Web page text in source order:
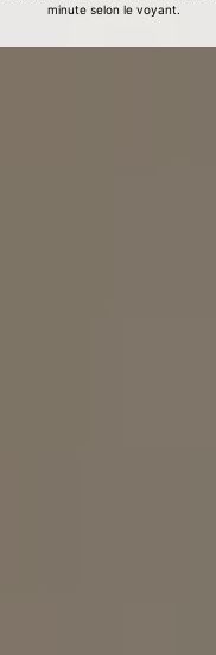
minute selon le voyant.